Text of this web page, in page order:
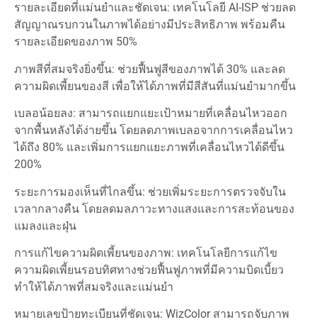
รายละเอียดที่แม่นยำและชัดเจน: เทคโนโลยี AI-ISP ช่วยลด
สัญญาณรบกวนในภาพได้อย่างมีประสิทธิภาพ พร้อมคืน
รายละเอียดของภาพ 50%
ภาพสีที่สมจริงยิ่งขึ้น: ช่วยฟื้นฟูสีของภาพได้ 30% และลด
ความผิดเพี้ยนของสี เพื่อให้ได้ภาพที่มีสีสันที่แม่นยำมากขึ้น
เบลอน้อยลง: สามารถแยกแยะเป้าหมายที่เคลื่อนไหวออก
จากพื้นหลังได้ง่ายขึ้น โดยลดภาพเบลอจากการเคลื่อนไหว
ได้ถึง 80% และเพิ่มการแยกแยะภาพที่เคลื่อนไหวได้ดีขึ้น
200%
ระยะการมองเห็นที่ไกลขึ้น: ช่วยเพิ่มระยะการตรวจจับใน
เวลากลางคืน โดยลดมลภาวะทางแสงและการสะท้อนของ
แมลงและฝุ่น
การแก้ไขความผิดเพี้ยนของภาพ: เทคโนโลยีการแก้ไข
ความผิดเพี้ยนรอบทิศทางช่วยฟื้นฟูภาพที่มีความบิดเบี้ยว
ทำให้ได้ภาพที่สมจริงและแม่นยำ
หมายเลขป้ายทะเบียนที่ชัดเจน: WizColor สามารถจับภาพ